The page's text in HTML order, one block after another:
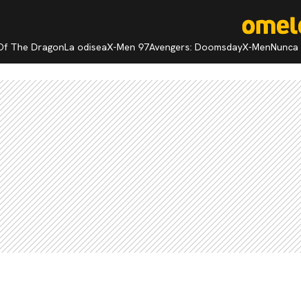
The DragonLa odiseaX-Men 97Avengers: DoomsdayX-Men